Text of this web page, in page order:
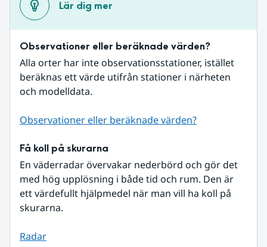
Lär dig mer
Observationer eller beräknade värden?
Alla orter har inte observationsstationer, istället
beräknas ett värde utifrån stationer i närheten
och modelldata.
Observationer eller beräknade värden?
Få koll på skurarna
En väderradar övervakar nederbörd och gör det
med hög upplösning i både tid och rum. Den är
ett värdefullt hjälpmedel när man vill ha koll på
skurarna.
Radar